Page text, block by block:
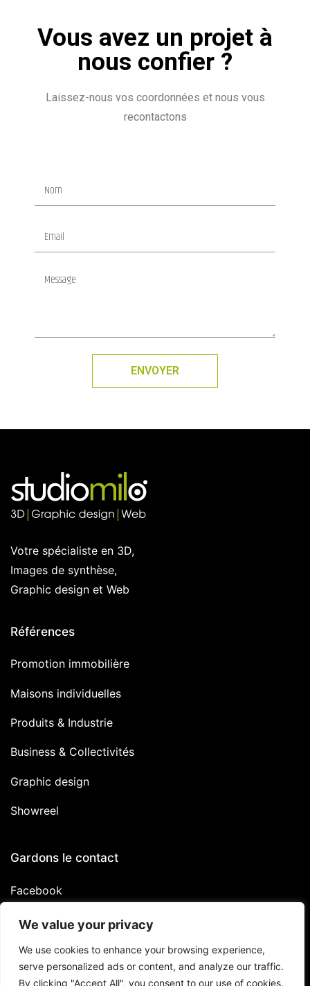
We value your privacy
We use cookies to enhance your browsing experience,
serve personalized ads or content, and analyze our traffic.
By clicking "Accept All", you consent to our use of cookies.
Vous avez un projet à
nous confier ?
Laissez-nous vos coordonnées et nous vous
recontactons
ENVOYER
Votre spécialiste en 3D,
Images de synthèse,
Graphic design et Web
Références
Promotion immobilière
Maisons individuelles
Produits & Industrie
Business & Collectivités
Graphic design
Showreel
Gardons le contact
Facebook
Linkedin
Instagram